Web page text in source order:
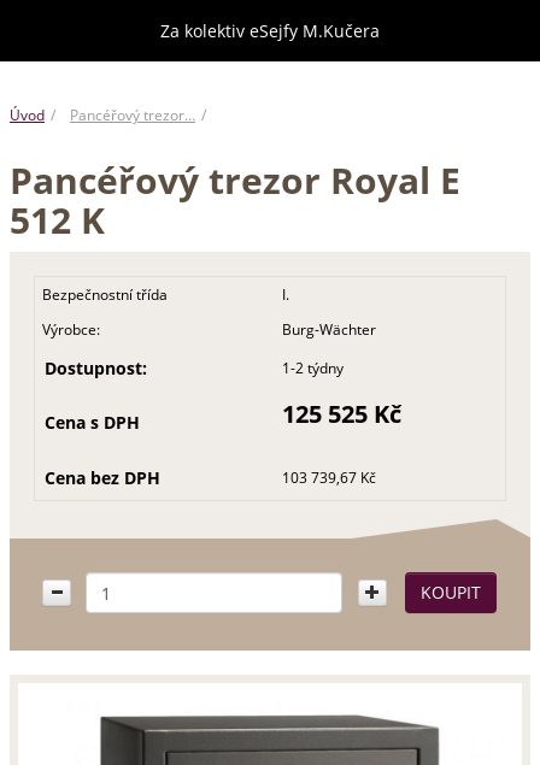
Za kolektiv eSejfy M.Kučera
Úvod Pancéřový trezor…
Pancéřový trezor Royal E
512 K
Bezpečnostní třída
I.
Výrobce:
Burg-Wächter
Dostupnost: 1-2 týdny
Cena s DPH 125 525 Kč
Cena bez DPH 103 739,67 Kč